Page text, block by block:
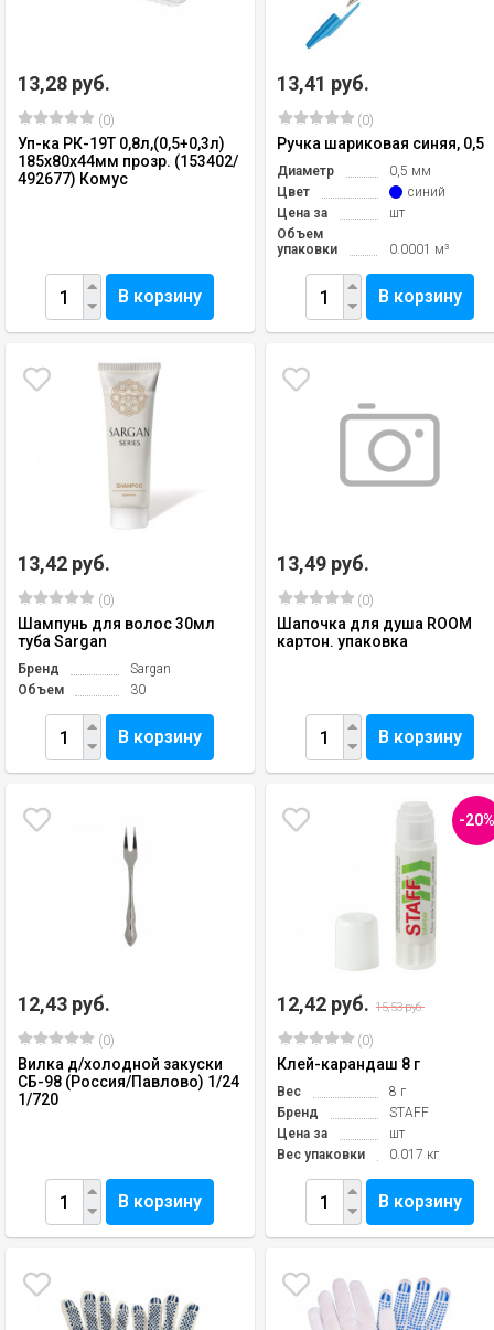
13,28 руб.
(0)
Уп-ка РК-19Т 0,8л,(0,5+0,3л)
185х80х44мм прозр. (153402/
492677) Комус
В корзину
13,41 руб.
(0)
Ручка шариковая синяя, 0,5
Диаметр
0,5 мм
Цвет
синий
Цена за
шт
Объем
упаковки
0.0001 м³
В корзину
13,42 руб.
(0)
Шампунь для волос 30мл
туба Sargan
Бренд
Sargan
Объем
30
В корзину
13,49 руб.
(0)
Шапочка для душа ROOM
картон. упаковка
В корзину
12,43 руб.
(0)
Вилка д/холодной закуски
СБ-98 (Россия/Павлово) 1/24
1/720
В корзину
-20%
12,42 руб. 15,53 руб.
(0)
Клей-карандаш 8 г
Вес
8 г
Бренд
STAFF
Цена за
шт
Вес упаковки
0.017 кг
В корзину